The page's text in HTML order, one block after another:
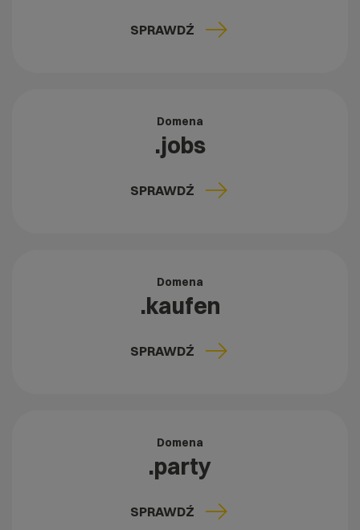
SPRAWDŹ
Domena
.jobs
SPRAWDŹ
Domena
.kaufen
SPRAWDŹ
Domena
.party
SPRAWDŹ